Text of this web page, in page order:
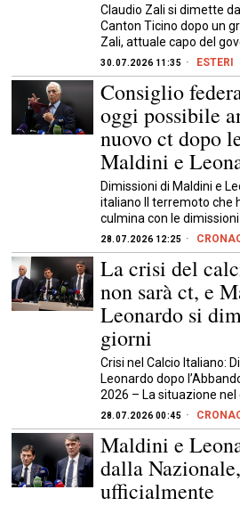
Claudio Zali si dimette
Canton Ticino dopo un
Zali, attuale capo del
30.07.2026 11:35 ESTERI
Consiglio
oggi possibile
nuovo ct dopo
Maldini e
Dimissioni di Maldini e
italiano Il terremoto che
culmina con le
28.07.2026 12:25
La crisi del
non sarà ct, e
Leonardo si
giorni
Crisi nel Calcio Italiano:
Leonardo dopo
2026 – La situazione nel
28.07.2026 00:45
Maldini e
dalla
ufficialmente